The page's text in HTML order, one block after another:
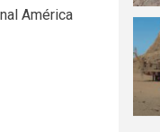
América